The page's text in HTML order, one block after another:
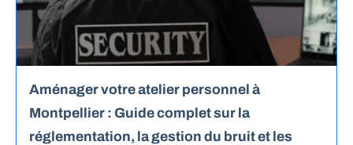
Aménager votre atelier personnel à
Montpellier : Guide complet sur la
réglementation, la gestion du bruit et les